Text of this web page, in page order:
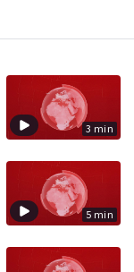
3 min
5 min